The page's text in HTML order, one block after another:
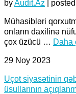
byAudit.Az
Mühasibləri
onların daxilinə
çox üzücü … Daha
29 Noy 2023
Uçot siyasətinin
üsullarının